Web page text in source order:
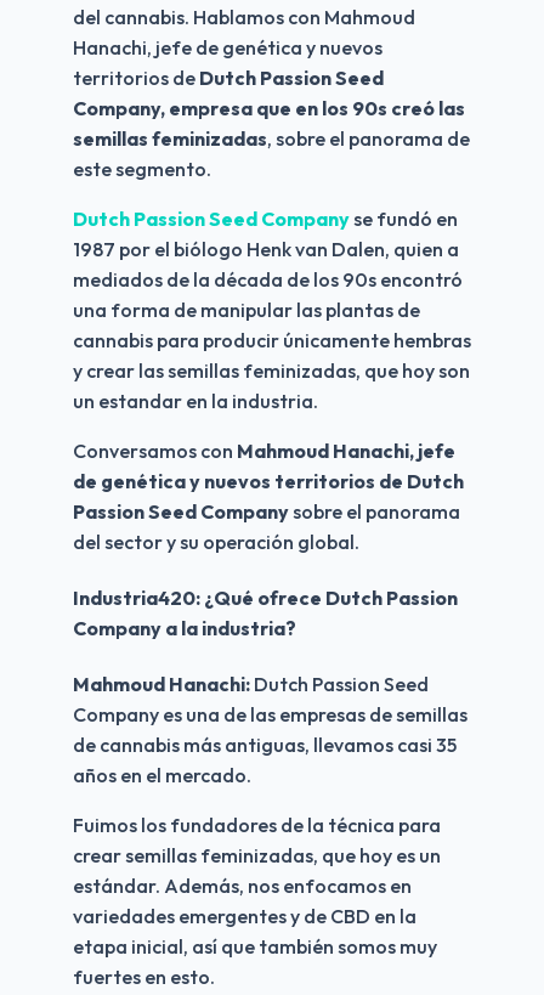
del cannabis. Hablamos con Mahmoud
Hanachi, jefe de genética y nuevos
territorios de Dutch Passion Seed
Company, empresa que en los 90s creó las
semillas feminizadas, sobre el panorama de
este segmento.
Dutch Passion Seed Company se fundó en
1987 por el biólogo Henk van Dalen, quien a
mediados de la década de los 90s encontró
una forma de manipular las plantas de
cannabis para producir únicamente hembras
y crear las semillas feminizadas, que hoy son
un estandar en la industria.
Conversamos con Mahmoud Hanachi, jefe
de genética y nuevos territorios de Dutch
Passion Seed Company sobre el panorama
del sector y su operación global.
Industria420: ¿Qué ofrece Dutch Passion
Company a la industria?
Mahmoud Hanachi: Dutch Passion Seed
Company es una de las empresas de semillas
de cannabis más antiguas, llevamos casi 35
años en el mercado.
Fuimos los fundadores de la técnica para
crear semillas feminizadas, que hoy es un
estándar. Además, nos enfocamos en
variedades emergentes y de CBD en la
etapa inicial, así que también somos muy
fuertes en esto.